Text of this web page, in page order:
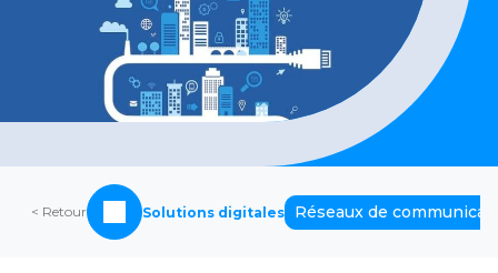
< Retour Solutions digitales Réseaux de